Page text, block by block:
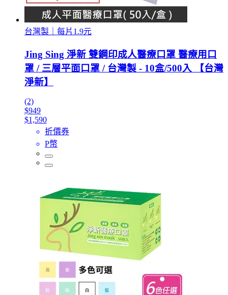
台灣製｜每片1.9元
Jing Sing 淨新 雙鋼印成人醫療口罩 醫療用口
罩 / 三層平面口罩 / 台灣製 - 10盒/500入 【台灣
淨新】
(2)
$949
$1,590
折價券
P幣